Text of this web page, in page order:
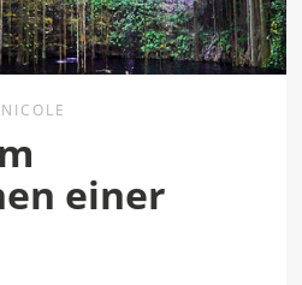
NICOLE
einer